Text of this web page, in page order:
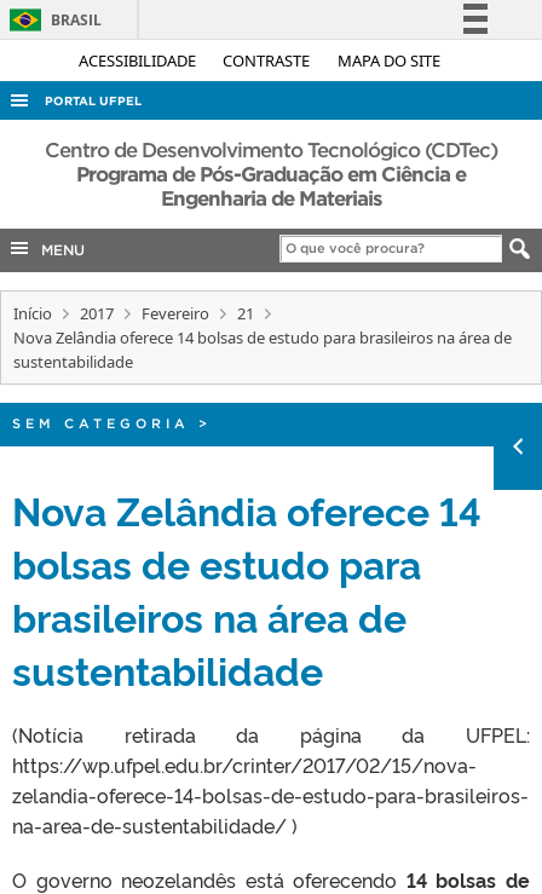
ACESSIBILIDADE CONTRASTE MAPA DO SITE
BRASIL
Simplifique!
Acesso à informação
Legislação
Canais
PORTAL UFPEL
ACESSO À INFORMAÇÃO
AUDITORIA
EDITAIS
INTERNACIONAL
OUVIDORIA
PORTARIAS
Centro de Desenvolvimento Tecnológico (CDTec)
Programa de Pós-Graduação em Ciência e
Engenharia de Materiais
MENU
Início 2017 Fevereiro
21
Nova Zelândia oferece 14 bolsas de estudo para brasileiros na área de
sustentabilidade
SEM CATEGORIA >
Nova Zelândia oferece 14
bolsas de estudo para
brasileiros na área de
sustentabilidade
(Notícia retirada da página da UFPEL:
https://wp.ufpel.edu.br/crinter/2017/02/15/nova-
zelandia-oferece-14-bolsas-de-estudo-para-brasileiros-
na-area-de-sustentabilidade/ )
O governo neozelandês está oferecendo 14 bolsas de